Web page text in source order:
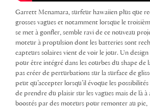
Garrett Mcnamara, surfeur hawaiien plus que
grosses vagues et notamment lorsque le
se met à gonfler, semble ravi de ce nouveau
moteur à propulsion dont les batteries sont
capteurs solaires vient de voir le jour. Un
pour être intégré dans les courbes du shape de
pas créer de perturbations sur la surface de
peut qu’accepter lorsqu’il évoque les
de prendre du plaisir sur les vagues mais de là à
boostés par des moteurs pour remonter au pic,